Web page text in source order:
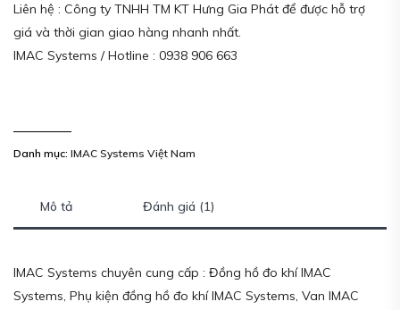
Liên hệ : Công ty TNHH TM KT Hưng Gia Phát để được hỗ trợ
giá và thời gian giao hàng nhanh nhất.
IMAC Systems / Hotline : 0938 906 663
Danh mục: IMAC Systems Việt Nam
Mô tả Đánh giá (1)
IMAC Systems chuyên cung cấp : Đồng hồ đo khí IMAC
Systems, Phụ kiện đồng hồ đo khí IMAC Systems, Van IMAC